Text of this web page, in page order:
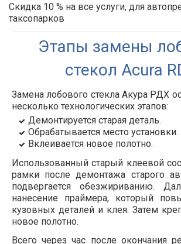
Скидка 10 % на все услуги, для
таксопарков
Этапы замены
стекол Acura
Замена лобового стекла Акура РДХ
несколько технологических этапов:
Демонтируется старая деталь.
Обрабатывается место установки.
Вклеивается новое полотно.
Использованный старый клеевой
рамки после демонтажа старого
подвергается обезжириванию.
нанесение праймера, который
кузовных деталей и клея. Затем
новое полотно.
Всего через час после окончания